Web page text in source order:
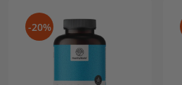
-20%